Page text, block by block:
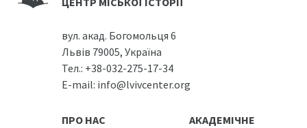
вул. акад. Богомольця 6
Львів 79005, Україна
Тел.: +38-032-275-17-34
E-mail: info@lvivcenter.org
ПРО НАС
АКАДЕМІЧНЕ